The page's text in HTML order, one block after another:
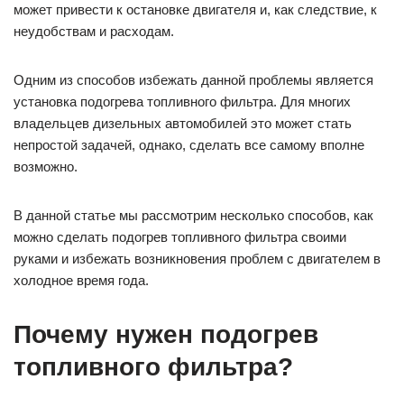
может привести к остановке двигателя и, как следствие, к
неудобствам и расходам.
Одним из способов избежать данной проблемы является
установка подогрева топливного фильтра. Для многих
владельцев дизельных автомобилей это может стать
непростой задачей, однако, сделать все самому вполне
возможно.
В данной статье мы рассмотрим несколько способов, как
можно сделать подогрев топливного фильтра своими
руками и избежать возникновения проблем с двигателем в
холодное время года.
Почему нужен подогрев
топливного фильтра?